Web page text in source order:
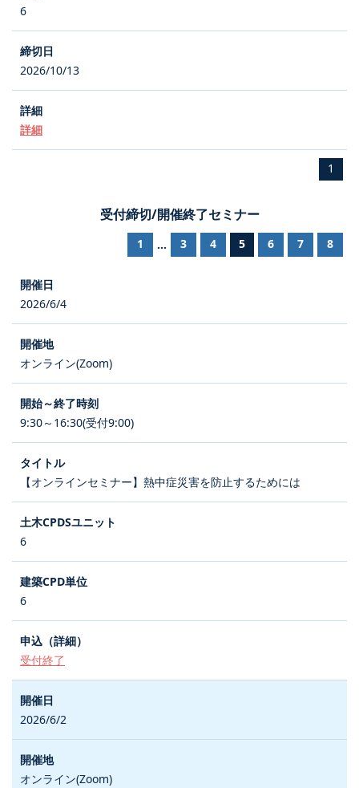
6
2026/10/13
詳細
1
受付締切/開催終了セミナー
1 ... 3 4 5 6 7 8
2026/6/4
オンライン(Zoom)
9:30～16:30(受付9:00)
【オンラインセミナー】熱中症災害を防止するためには
6
6
受付終了
2026/6/2
オンライン(Zoom)